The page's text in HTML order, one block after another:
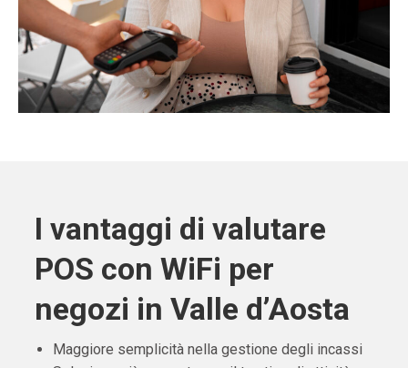
I vantaggi di valutare
POS con WiFi per
negozi in Valle d’Aosta
Maggiore semplicità nella gestione degli incassi